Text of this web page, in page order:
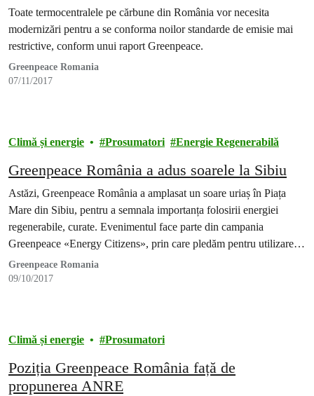
Toate termocentralele pe cărbune din România vor necesita
modernizări pentru a se conforma noilor standarde de emisie mai
restrictive, conform unui raport Greenpeace.
Greenpeace Romania
07/11/2017
Climă și energie Prosumatori Energie Regenerabilă
Greenpeace România a adus soarele la Sibiu
Astăzi, Greenpeace România a amplasat un soare uriaș în Piața
Mare din Sibiu, pentru a semnala importanța folosirii energiei
regenerabile, curate. Evenimentul face parte din campania
Greenpeace «Energy Citizens», prin care pledăm pentru utilizarea
energiei nepoluante și prin care susținem o descentralizare a
producției de energie națională.
Greenpeace Romania
09/10/2017
Climă și energie Prosumatori
Poziția Greenpeace România față de
propunerea ANRE